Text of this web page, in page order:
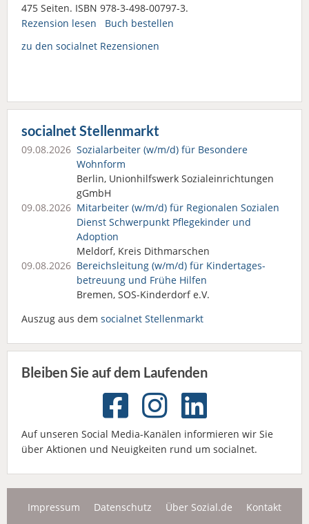
475 Seiten. ISBN 978-3-498-00797-3.
Rezension lesen
Buch bestellen
zu den socialnet Rezensionen
socialnet Stellenmarkt
09.08.2026 Sozialarbeiter (w/m/d) für Besondere
Wohnform
Berlin, Unionhilfswerk Sozialeinrichtungen
gGmbH
09.08.2026 Mitarbeiter (w/m/d) für Regionalen Sozialen
Dienst Schwerpunkt Pflegekinder und
Adoption
Meldorf, Kreis Dithmarschen
09.08.2026 Bereichsleitung (w/m/d) für Kindertages­
betreuung und Frühe Hilfen
Bremen, SOS-Kinderdorf e.V.
Auszug aus dem socialnet Stellenmarkt
Bleiben Sie auf dem Laufenden
Auf unseren Social Media-Kanälen informieren wir Sie
über Aktionen und Neuigkeiten rund um socialnet.
Impressum Datenschutz Über Sozial.de Kontakt